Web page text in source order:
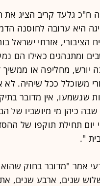
ח"כ גלעד קריב הציג
היא ערובה לחוסנה
הציבורי, אזרחי ישראל
ומתנהגים כאילו הם
יורש, מחליפה או
משוכלל ככל שיהיה. לא
שנשמעו, אין מדובר
כיהן מי מיושביו של
תחילת תוקפו של
".
אמר "מדובר בחוק שהוא
שנים, ארבע שנים,